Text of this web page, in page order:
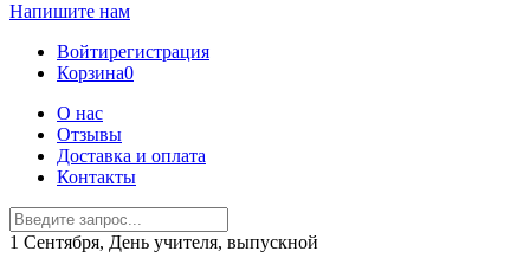
Напишите нам
Войтирегистрация
Корзина0
О нас
Отзывы
Доставка и оплата
Контакты
1 Сентября, День учителя, выпускной